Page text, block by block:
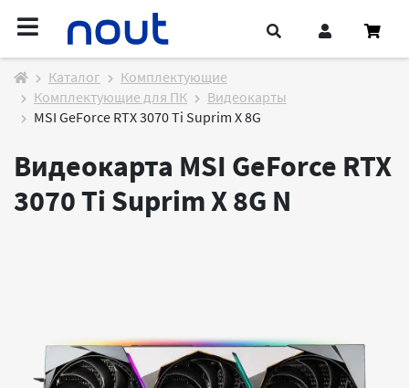
Каталог
Комплектующие
Комплектующие для ПК
Видеокарты
MSI GeForce RTX 3070 Ti Suprim X 8G
Видеокарта MSI GeForce RTX
3070 Ti Suprim X 8G N